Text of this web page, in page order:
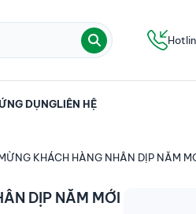
DỤNGLIÊN HỆ
KHÁCH HÀNG NHÂN DỊP NĂM
DỊP NĂM MỚI